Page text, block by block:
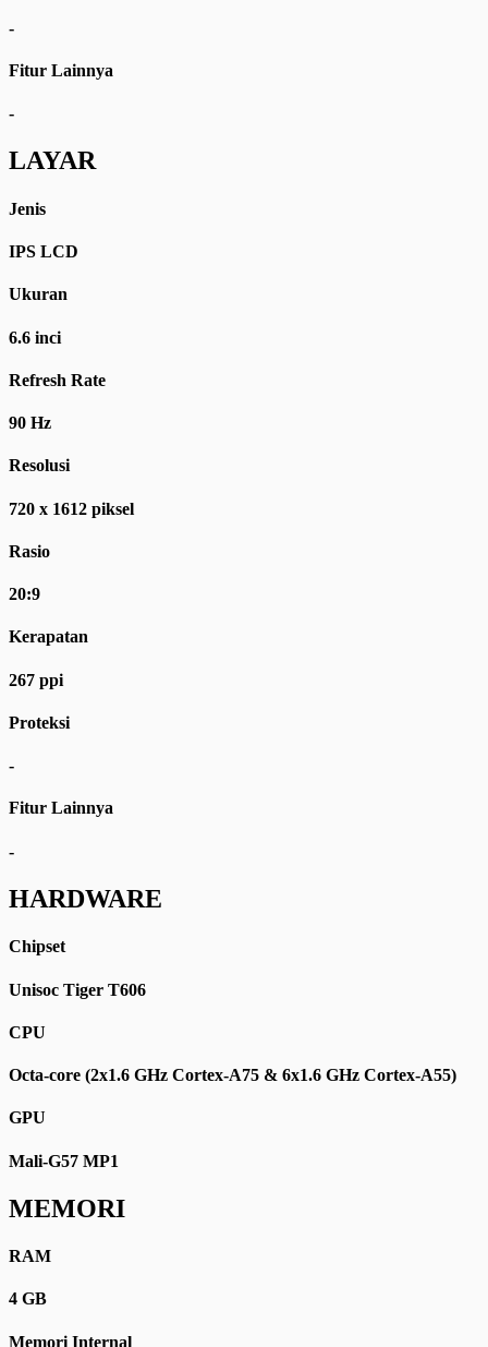
-
Fitur Lainnya
-
LAYAR
Jenis
IPS LCD
Ukuran
6.6 inci
Refresh Rate
90 Hz
Resolusi
720 x 1612 piksel
Rasio
20:9
Kerapatan
267 ppi
Proteksi
-
Fitur Lainnya
-
HARDWARE
Chipset
Unisoc Tiger T606
CPU
Octa-core (2x1.6 GHz Cortex-A75 & 6x1.6 GHz Cortex-A55)
GPU
Mali-G57 MP1
MEMORI
RAM
4 GB
Memori Internal